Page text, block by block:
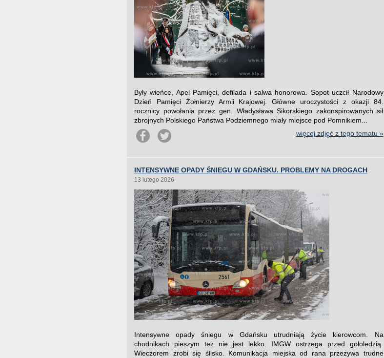
Były wieńce, Apel Pamięci, defilada i salwa honorowa. Sopot uczcił Narodowy
Dzień Pamięci Żołnierzy Armii Krajowej. Główne uroczystości z okazji 84.
rocznicy powołania przez gen. Władysława Sikorskiego zakonspirowanych sił
zbrojnych Polskiego Państwa Podziemnego miały miejsce pod Pomnikiem...
więcej zdjęć z tego tematu »
INTENSYWNE OPADY ŚNIEGU W GDAŃSKU. PROBLEMY NA DROGACH
13 lutego 2026
Intensywne opady śniegu w Gdańsku utrudniają życie kierowcom. Na
chodnikach pieszym też nie jest lekko. IMGW ostrzega przed gołoledzią.
Wieczorem zrobi się ślisko. Komunikacja miejska od rana przeżywa trudne